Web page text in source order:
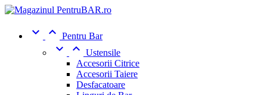
  Pentru Bar
  Ustensile
Accesorii Citrice
Accesorii Taiere
Desfacatoare